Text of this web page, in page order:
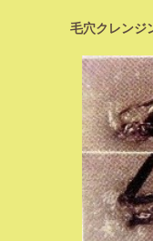
毛穴クレンジ